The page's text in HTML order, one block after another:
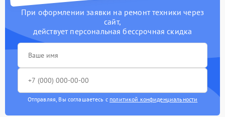
При оформлении заявки на ремонт техники через
сайт,
действует персональная бессрочная скидка
Отправляя, Вы соглашаетесь с политикой конфиденциальности